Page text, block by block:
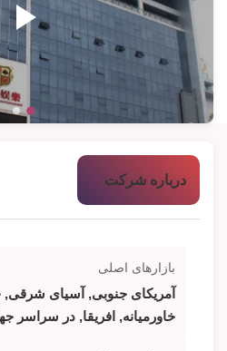
درباره شرکت
بازارهای اصلی
آمریکای جنوبی, آسیای
خاورمیانه, افریقا, در سراسر